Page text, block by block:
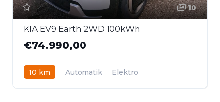
10
KIA EV9 Earth 2WD 100kWh
€74.990,00
10 km Automatik
Elektro